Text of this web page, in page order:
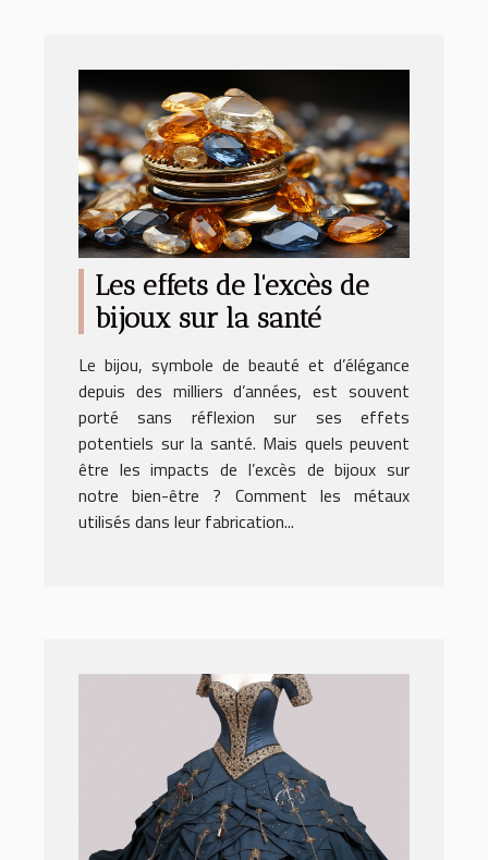
Les effets de l'excès de
bijoux sur la santé
Le bijou, symbole de beauté et d’élégance
depuis des milliers d’années, est souvent
porté sans réflexion sur ses effets
potentiels sur la santé. Mais quels peuvent
être les impacts de l’excès de bijoux sur
notre bien-être ? Comment les métaux
utilisés dans leur fabrication...